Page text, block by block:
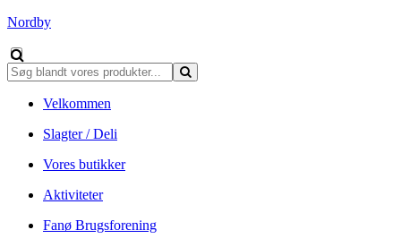
Nordby
Velkommen
Slagter / Deli
Vores butikker
Aktiviteter
Fanø Brugsforening